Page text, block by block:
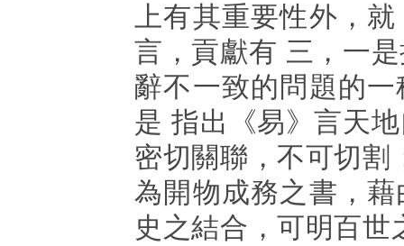
上有其重要性外，
言，貢獻有 三，一
辭不一致的問題的
是 指出《易》言天
密切關聯，不可切割
為開物成務之書，
史之結合，可明百世